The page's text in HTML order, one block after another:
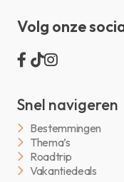
Volg onze
Snel navigeren
Bestemmingen
Thema’s
Roadtrip
Vakantiedeals